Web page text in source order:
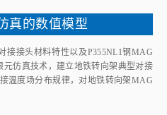
真的数值模型
接接头材料特性以及P355NL1钢MAG
仿真技术，建立地铁转向架典型对接
温度场分布规律，对地铁转向架MAG